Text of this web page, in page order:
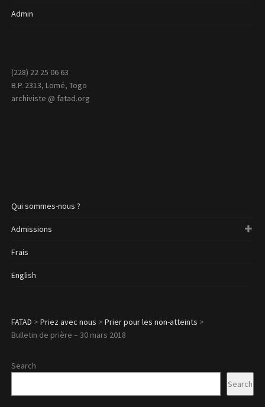
Admin
(228) 22 25 06 63
B.P. 2313, Lomé, Togo
archiviste @ fatad.org
Qui sommes-nous ?
Admissions
Frais
English
FATAD > Priez avec nous > Prier pour les non-atteints >
Bulletin de prière – 30 mars 2018
Search
Search